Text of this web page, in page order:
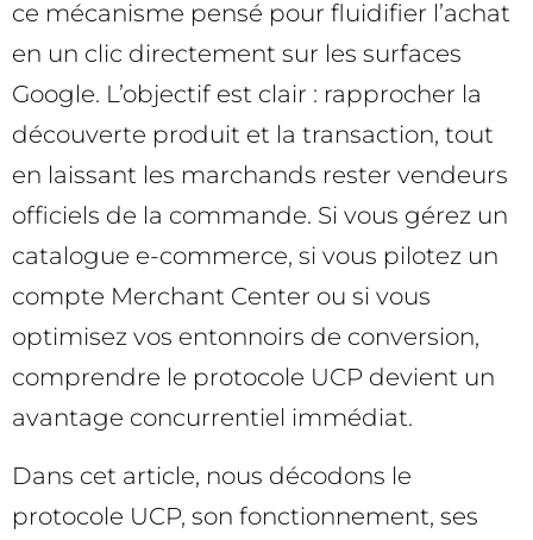
ce mécanisme pensé pour fluidifier l’achat
en un clic directement sur les surfaces
Google. L’objectif est clair : rapprocher la
découverte produit et la transaction, tout
en laissant les marchands rester vendeurs
officiels de la commande. Si vous gérez un
catalogue e-commerce, si vous pilotez un
compte Merchant Center ou si vous
optimisez vos entonnoirs de conversion,
comprendre le protocole UCP devient un
avantage concurrentiel immédiat.
Dans cet article, nous décodons le
protocole UCP, son fonctionnement, ses